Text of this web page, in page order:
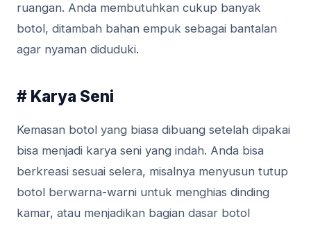
ruangan. Anda membutuhkan cukup banyak
botol, ditambah bahan empuk sebagai bantalan
agar nyaman diduduki.
# Karya Seni
Kemasan botol yang biasa dibuang setelah dipakai
bisa menjadi karya seni yang indah. Anda bisa
berkreasi sesuai selera, misalnya menyusun tutup
botol berwarna-warni untuk menghias dinding
kamar, atau menjadikan bagian dasar botol